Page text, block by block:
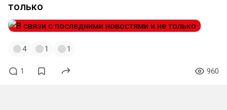
только
4 1 1
1 960